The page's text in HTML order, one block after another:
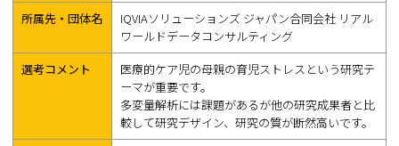
所属先・団体名
IQVIAソリューションズ ジャパン合同会社 リアル
ワールドデータコンサルティング
選考コメント
医療的ケア児の母親の育児ストレスという研究テ
ーマが重要です。
多変量解析には課題があるが他の研究成果者と比
較して研究デザイン、研究の質が断然高いです。